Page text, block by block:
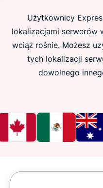
Użytkownicy
lokalizacjami serwerów
wciąż rośnie. Możesz
tych lokalizacji
dowolnego